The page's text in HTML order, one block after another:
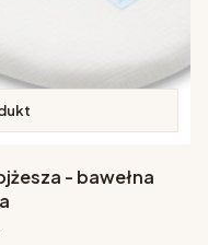
- bawełna